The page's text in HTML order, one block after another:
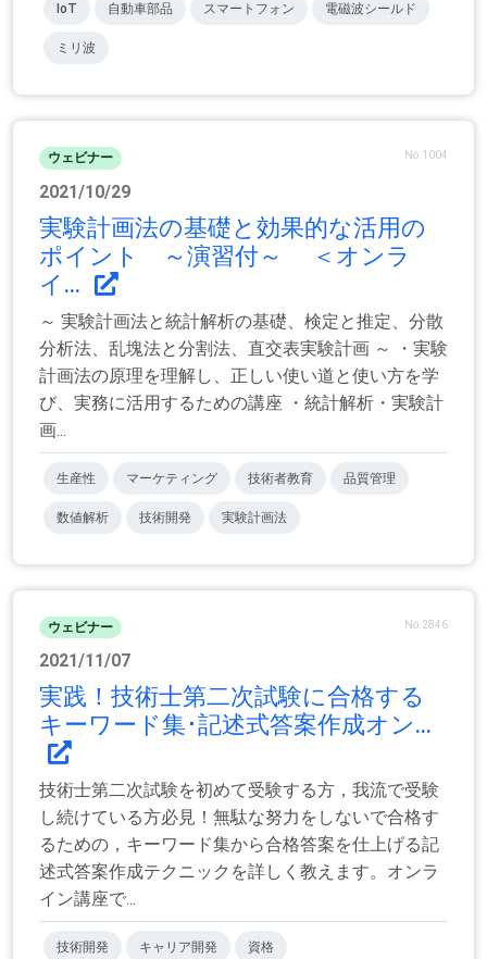
IoT 自動車部品 スマートフォン 電磁波シールド
ミリ波
ウェビナー No.1004
2021/10/29
実験計画法の基礎と効果的な活用の
ポイント ～演習付～ ＜オンラ
イ...
～ 実験計画法と統計解析の基礎、検定と推定、分散
分析法、乱塊法と分割法、直交表実験計画 ～ ・実験
計画法の原理を理解し、正しい使い道と使い方を学
び、実務に活用するための講座 ・統計解析・実験計
画...
生産性 マーケティング 技術者教育 品質管理
数値解析 技術開発 実験計画法
ウェビナー No.2846
2021/11/07
実践！技術士第二次試験に合格する
キーワード集･記述式答案作成オン...
技術士第二次試験を初めて受験する方，我流で受験
し続けている方必見！無駄な努力をしないで合格す
るための，キーワード集から合格答案を仕上げる記
述式答案作成テクニックを詳しく教えます。オンラ
イン講座で...
技術開発 キャリア開発 資格